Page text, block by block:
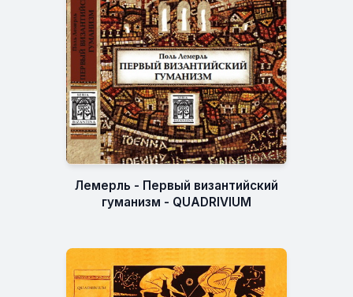
Лемерль - Первый византийский
гуманизм - QUADRIVIUM